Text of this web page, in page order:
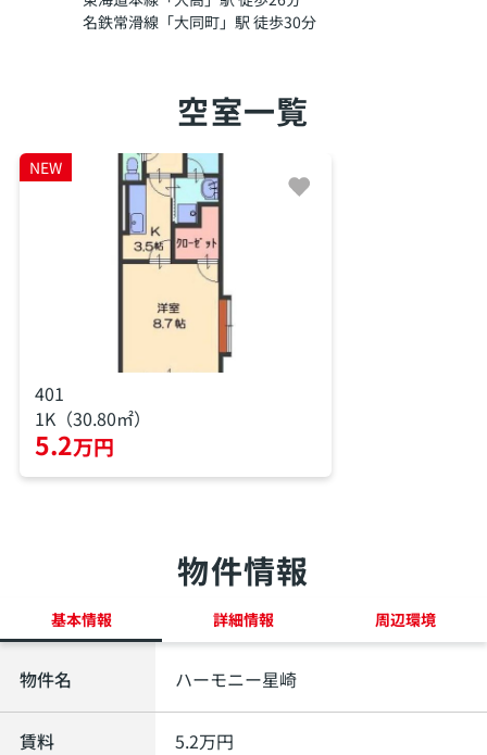
名鉄常滑線 「大同町」駅 徒歩30分
空室一覧
NEW
401
1K（30.80㎡）
5.2万円
物件情報
基本情報 詳細情報 周辺環境
物件名 ハーモニー星崎
賃料 5.2万円